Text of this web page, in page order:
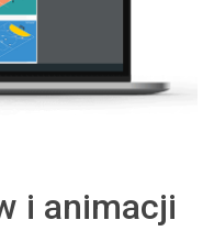
i animacji